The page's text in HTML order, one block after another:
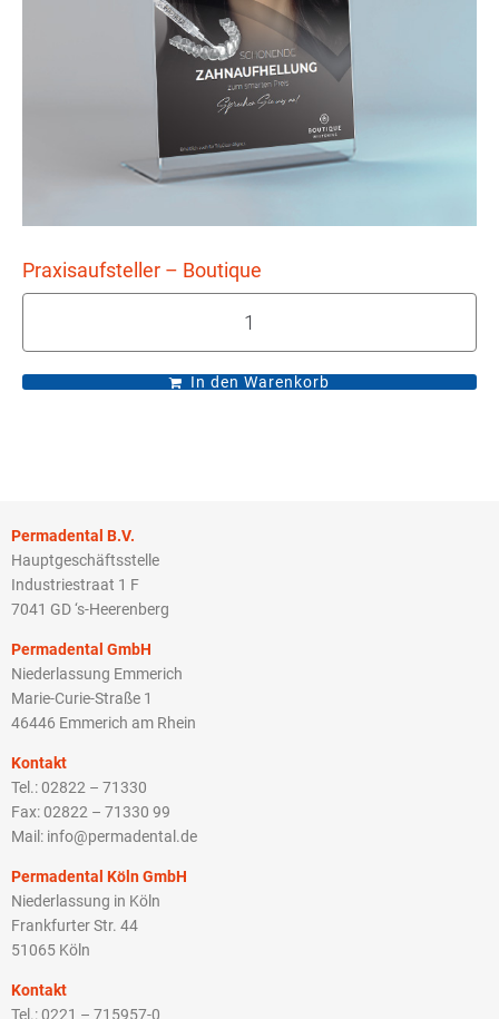
Praxisaufsteller – Boutique
In den Warenkorb
Permadental B.V.
Hauptgeschäftsstelle
Industriestraat 1 F
7041 GD ‘s-Heerenberg
Permadental GmbH
Niederlassung Emmerich
Marie-Curie-Straße 1
46446 Emmerich am Rhein
Kontakt
Tel.: 02822 – 71330
Fax: 02822 – 71330 99
Mail: info@permadental.de
Permadental Köln GmbH
Niederlassung in Köln
Frankfurter Str. 44
51065 Köln
Kontakt
Tel.: 0221 – 715957-0